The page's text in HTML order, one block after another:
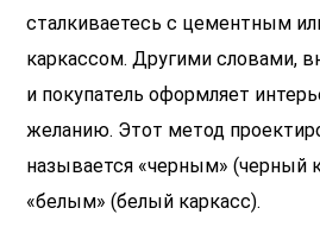
сталкиваетесь с цементным
каркассом. Другими словами,
и покупатель оформляет
желанию. Этот метод
называется «черным» (черный
«белым» (белый каркасс).